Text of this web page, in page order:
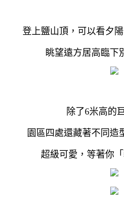
登上鹽山頂，可以看夕
眺望遠方居高臨下
除了6米高的
園區四處還藏著不同造
超級可愛，等著你